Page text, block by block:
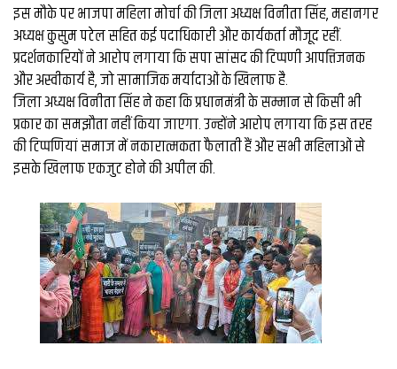
इस मौके पर भाजपा महिला मोर्चा की जिला अध्यक्ष विनीता सिंह, महानगर
अध्यक्ष कुसुम पटेल सहित कई पदाधिकारी और कार्यकर्ता मौजूद रहीं.
प्रदर्शनकारियों ने आरोप लगाया कि सपा सांसद की टिप्पणी आपत्तिजनक
और अस्वीकार्य है, जो सामाजिक मर्यादाओं के खिलाफ है.
जिला अध्यक्ष विनीता सिंह ने कहा कि प्रधानमंत्री के सम्मान से किसी भी
प्रकार का समझौता नहीं किया जाएगा. उन्होंने आरोप लगाया कि इस तरह
की टिप्पणियां समाज में नकारात्मकता फैलाती हैं और सभी महिलाओं से
इसके खिलाफ एकजुट होने की अपील की.